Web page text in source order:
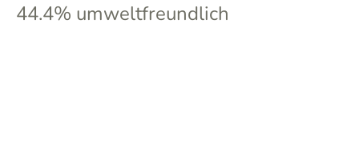
44.4% umweltfreundlich